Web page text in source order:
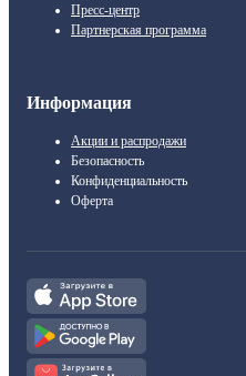
Пресс-центр
Партнерская программа
Информация
Акции и распродажи
Безопасность
Конфиденциальность
Оферта